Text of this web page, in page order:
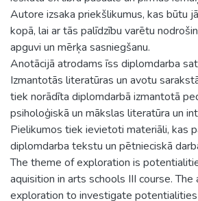
Autore izsaka priekšlikumus, kas būtu
kopā, lai ar tās palīdzību varētu
apguvi un mērķa sasniegšanu.
Anotācijā atrodams īss diplomdarba
Izmantotās literatūras un avotu
tiek norādīta diplomdarbā izmantotā
psiholoģiskā un mākslas literatūra un
Pielikumos tiek ievietoti materiāli, kas
diplomdarba tekstu un pētnieciskā
The theme of exploration is
aquisition in arts schools III course. The
exploration to investigate